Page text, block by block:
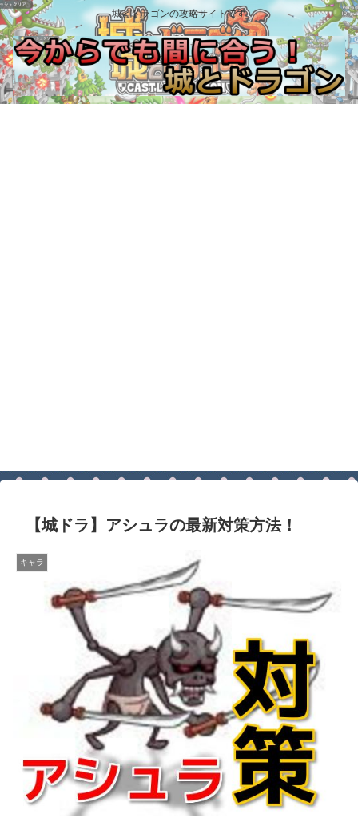
城とドラゴンの攻略サイトです
【城ドラ】アシュラの最新対策方法！
キャラ